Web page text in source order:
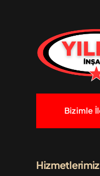
Bizimle
Hizmetlerimiz